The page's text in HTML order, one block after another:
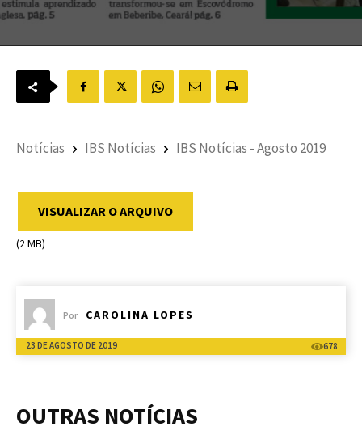
Notícias IBS Notícias IBS Notícias - Agosto 2019
VISUALIZAR O ARQUIVO
(2 MB)
Por CAROLINA LOPES
23 DE AGOSTO DE 2019 678
OUTRAS NOTÍCIAS